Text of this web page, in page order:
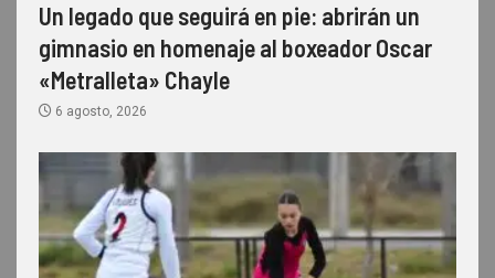
Un legado que seguirá en pie: abrirán un
gimnasio en homenaje al boxeador Oscar
«Metralleta» Chayle
6 agosto, 2026